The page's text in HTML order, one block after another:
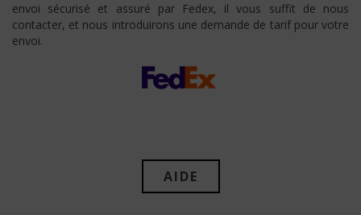
envoi sécurisé et assuré par Fedex, il vous suffit de nous
contacter, et nous introduirons une demande de tarif pour votre
envoi.
AIDE